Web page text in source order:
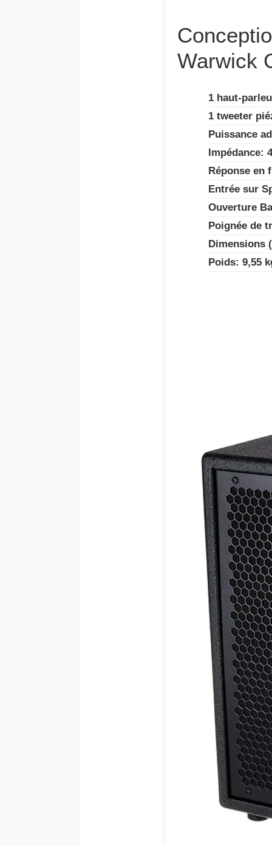
Warwick
1 haut-
1 tweeter
Puissance
Impédance:
Réponse en
Entrée sur
Ouverture
Poignée de
Dimensions
Poids: 9,55